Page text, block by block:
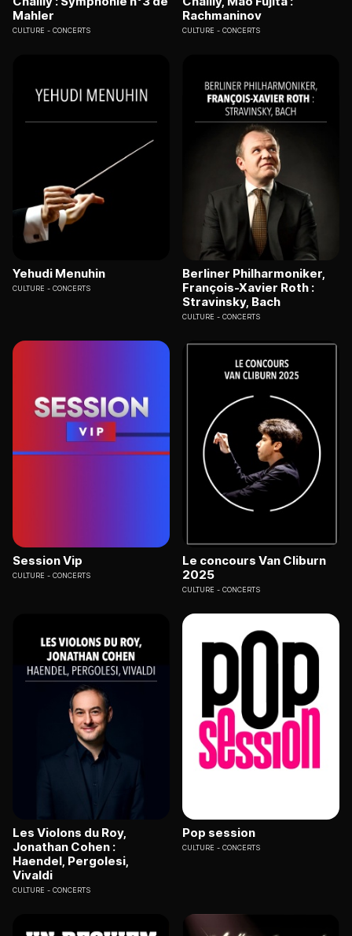
Mahler
CULTURE CONCERTS
Rachmaninov
CULTURE CONCERTS
Yehudi Menuhin
CULTURE CONCERTS
Berliner Philharmoniker,
François-Xavier Roth :
Stravinsky, Bach
CULTURE CONCERTS
Session Vip
CULTURE CONCERTS
Le concours Van Cliburn
2025
CULTURE CONCERTS
Les Violons du Roy,
Jonathan Cohen :
Haendel, Pergolesi,
Vivaldi
CULTURE CONCERTS
Pop session
CULTURE CONCERTS